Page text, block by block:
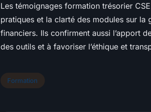
Les témoignages formation trésorier
pratiques et la clarté des modules sur la
financiers. Ils confirment aussi l’apport
des outils et à favoriser l’éthique et
Formation